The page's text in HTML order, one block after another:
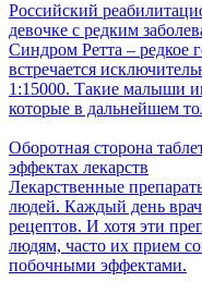
Российский
девочке с редким
Синдром Ретта – редкое
встречается
1:15000. Такие малыши
которые в дальнейшем
Оборотная сторона
эффектах лекарств
Лекарственные
людей. Каждый день
рецептов. И хотя эти
людям, часто их прием
побочными эффектами.